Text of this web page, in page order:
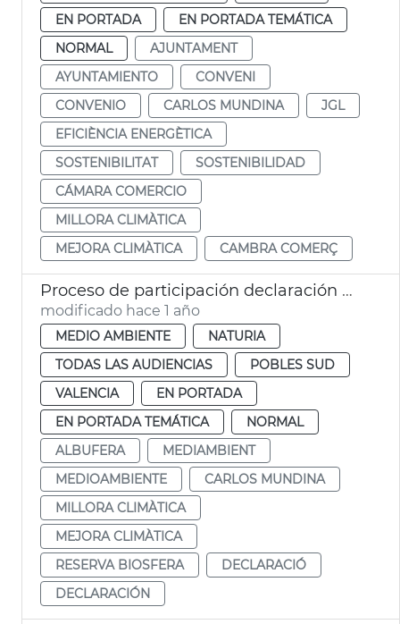
EN PORTADA
EN PORTADA TEMÁTICA
NORMAL
AJUNTAMENT
AYUNTAMIENTO
CONVENI
CONVENIO
CARLOS MUNDINA
JGL
EFICIÈNCIA ENERGÈTICA
SOSTENIBILITAT
SOSTENIBILIDAD
CÁMARA COMERCIO
MILLORA CLIMÀTICA
MEJORA CLIMÀTICA
CAMBRA COMERÇ
Proceso de participación declaración Albufera Reserva Biosfera
modificado hace 1 año
MEDIO AMBIENTE
NATURIA
TODAS LAS AUDIENCIAS
POBLES SUD
VALENCIA
EN PORTADA
EN PORTADA TEMÁTICA
NORMAL
ALBUFERA
MEDIAMBIENT
MEDIOAMBIENTE
CARLOS MUNDINA
MILLORA CLIMÀTICA
MEJORA CLIMÀTICA
RESERVA BIOSFERA
DECLARACIÓ
DECLARACIÓN